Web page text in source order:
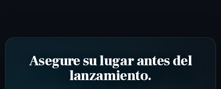
Asegure su lugar antes del
lanzamiento.